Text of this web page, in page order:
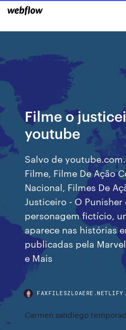
Filme o
youtube
Salvo de
Filme, Filme De Ação
Nacional, Filmes De
Justiceiro - O Punisher
personagem fictício,
aparece nas histórias
publicadas pela
e Mais
Carmen sandiego